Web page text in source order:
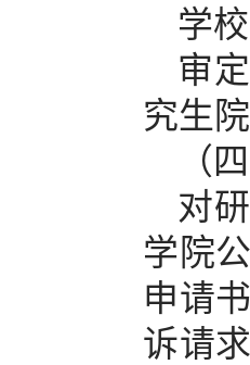
学
审
究生
（
对
学院
申请
诉请